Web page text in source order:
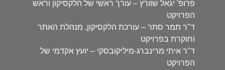
פרופ' יגאל שוורץ – עורך ראשי של הלקסיקון וראש
הפרויקט
ד"ר תמר סתר – עורכת הלקסיקון, מנהלת האתר
וחוקרת בפרויקט
ד"ר איתי מרינברג-מיליקובסקי – יועץ אקדמי של
הפרויקט